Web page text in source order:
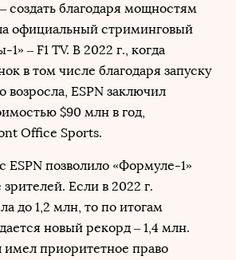
создать благодаря мощностям
официальный стриминговый
– F1 TV. В 2022 г., когда
в том числе благодаря запуску
возросла, ESPN заключил
$90 млн в год,
Office Sports.
ESPN позволило «Формуле-1»
Если в 2022 г.
до 1,2 млн, то по итогам
новый рекорд – 1,4 млн.
имел приоритетное право